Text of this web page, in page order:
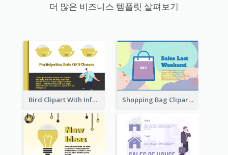
더 많은 비즈니스 템플릿 살펴보기
Bird Clipart With Information Shopping Bag Clipart Showing Percentage